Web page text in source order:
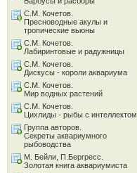
С.М. Кочетов.
Пресноводные акулы и
тропические вьюны
С.М. Кочетов.
Лабиринтовые и радужницы
С.М. Кочетов.
Дискусы - короли аквариума
С.М. Кочетов.
Мир водных растений
С.М. Кочетов.
Цихлиды - рыбы с интеллектом
Группа авторов.
Секреты аквариумного
рыбоводства
М. Бейли, П.Бергресс.
Золотая книга аквариумиста